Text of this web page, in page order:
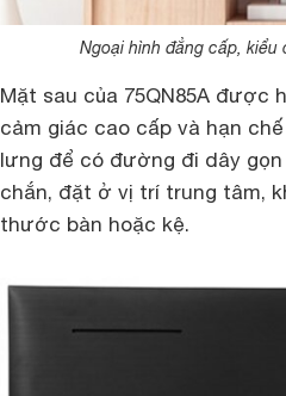
Ngoại hình đẳng cấp, kiểu
Mặt sau của 75QN85A được
cảm giác cao cấp và hạn
lưng để có đường đi dây
chắn, đặt ở vị trí trung tâm,
thước bàn hoặc kệ.